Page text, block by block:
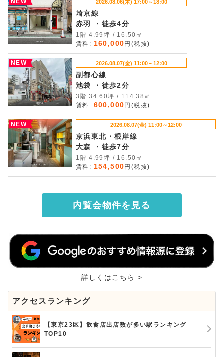
2026.08.06(木) 17:00～18:00
埼京線
赤羽 ・徒歩4分
1階 4.99坪 / 16.50㎡
賃料: 160,000 円(税抜)
NEW 2026.08.07(金) 11:00～12:00
副都心線
池袋 ・徒歩2分
3階 34.60坪 / 114.38㎡
賃料: 600,000 円(税抜)
NEW 2026.08.07(金) 11:00～12:00
京浜東北・根岸線
大森 ・徒歩7分
1階 4.99坪 / 16.50㎡
賃料: 154,500 円(税抜)
内覧会物件を見る
詳しくはこちら >
アクセスランキング
【東京23区】飲食店出店数が多い駅ランキング
TOP10